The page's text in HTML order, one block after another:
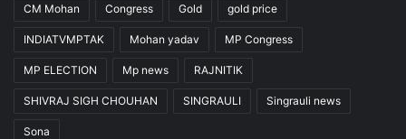
CM Mohan Congress Gold gold price
INDIATVMPTAK Mohan yadav MP Congress
MP ELECTION Mp news RAJNITIK
SHIVRAJ SIGH CHOUHAN SINGRAULI Singrauli news
Sona